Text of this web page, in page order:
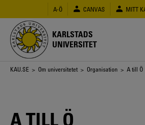
huvudinnehåll
A-Ö CANVAS MITT
KARLSTADS
UNIVERSITET
Länkstig
KAU.SE > Om universitetet > Organisation > A till Ö
A TILL Ö